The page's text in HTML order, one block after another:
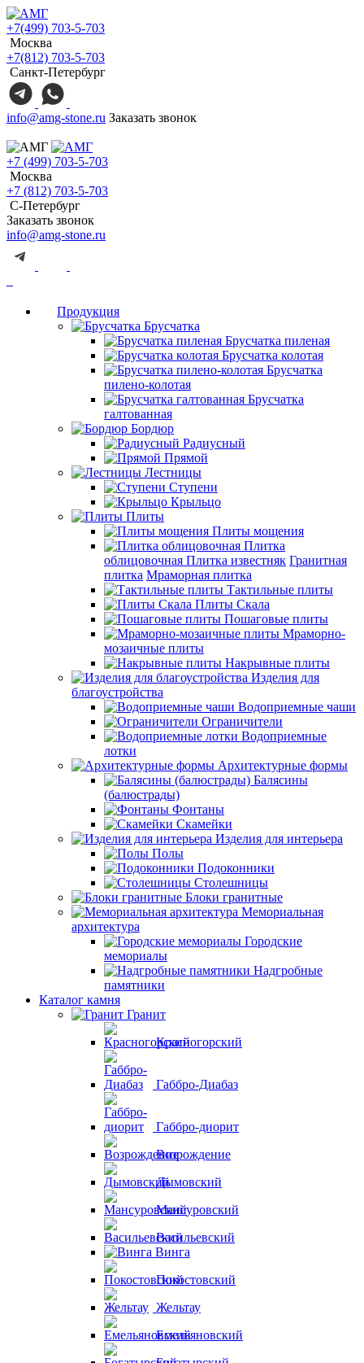
+7(499) 703-5-703
Москва
+7(812) 703-5-703
Санкт-Петербург
info@amg-stone.ru Заказать звонок
+7 (499) 703-5-703
Москва
+7 (812) 703-5-703
С-Петербург
Заказать звонок
info@amg-stone.ru
Продукция
Брусчатка
Брусчатка пиленая
Брусчатка колотая
Брусчатка
пилено-колотая
Брусчатка
галтованная
Бордюр
Радиусный
Прямой
Лестницы
Ступени
Крыльцо
Плиты
Плиты мощения
Плитка
облицовочная Плитка известняк Гранитная
плитка Мраморная плитка
Тактильные плиты
Плиты Скала
Пошаговые плиты
Мраморно-
мозаичные плиты
Накрывные плиты
Изделия для
благоустройства
Водоприемные чаши
Ограничители
Водоприемные
лотки
Архитектурные формы
Балясины
(балюстрады)
Фонтаны
Скамейки
Изделия для интерьера
Полы
Подоконники
Столешницы
Блоки гранитные
Мемориальная
архитектура
Городские
мемориалы
Надгробные
памятники
Каталог камня
Гранит
Красногорский
Габбро-Диабаз
Габбро-диорит
Возрождение
Дымовский
Мансуровский
Васильевский
Винга
Покостовский
Жельтау
Емельяновский